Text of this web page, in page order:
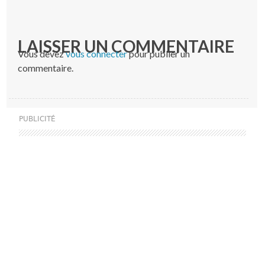
LAISSER UN COMMENTAIRE
Vous devezvous connecterpour publier un
commentaire.
PUBLICITÉ